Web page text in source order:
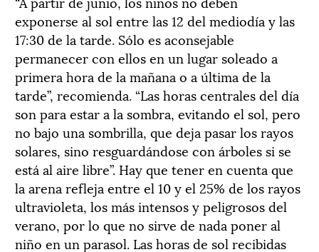
exponerse al sol entre las 12 del mediodía y las
17:30 de la tarde. Sólo es aconsejable
permanecer con ellos en un lugar soleado a
primera hora de la mañana o a última de la
tarde”, recomienda. “Las horas centrales del día
son para estar a la sombra, evitando el sol, pero
no bajo una sombrilla, que deja pasar los rayos
solares, sino resguardándose con árboles si se
está al aire libre”. Hay que tener en cuenta que
la arena refleja entre el 10 y el 25% de los rayos
ultravioleta, los más intensos y peligrosos del
verano, por lo que no sirve de nada poner al
niño en un parasol. Las horas de sol recibidas